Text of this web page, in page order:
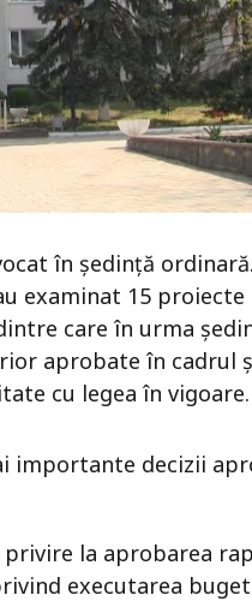
în ședință ordinară.
examinat 15 proiecte
care în urma
aprobate în cadrul
cu legea în vigoare.
importante decizii
privire la aprobarea
executarea